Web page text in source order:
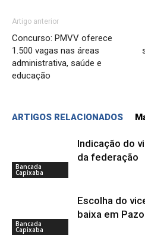
Artigo anterior
Concurso: PMVV oferece
1.500 vagas nas áreas
administrativa, saúde e
educação
ARTIGOS RELACIONADOS
Bancada
Capixaba
Indicação do
da federação
Bancada
Capixaba
Escolha do
baixa em